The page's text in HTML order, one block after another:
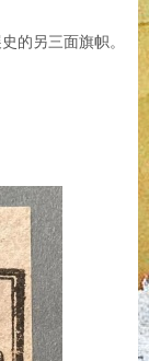
的另三面旗帜。